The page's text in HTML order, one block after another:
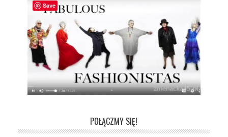
POŁĄCZMY SIĘ!
Save